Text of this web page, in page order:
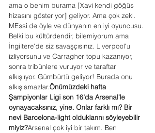
ama o benim burama [Xavi kendi göğüs
hizasını gösteriyor] geliyor. Ama çok zeki.
MEssi de öyle ve dünyanın en iyi oyuncusu.
Belki bu kültürdendir, bilemiyorum ama
İngiltere'de siz savaşçısınız. Liverpool'u
izliyorsunu ve Carragher topu kazanıyor,
sonra tribünlere vuruyor ve taraftar
alkışlıyor. Gümbürtü geliyor! Burada onu
alkışlamazlar.Önümüzdeki hafta
Şampiyonlar Ligi son 16'da Arsenal'le
oynayacaksınız, yine. Onlar farklı mı? Bir
nevi Barcelona-light olduklarını söyleyebilir
miyiz?Arsenal çok iyi bir takım. Ben